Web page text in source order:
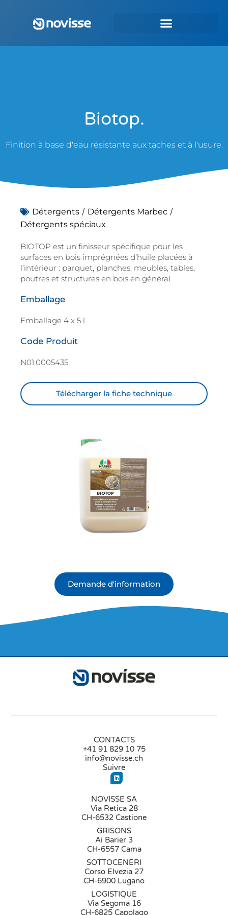
Biotop.
Finition à base d'eau résistante aux taches et à l'usure.
Détergents / Détergents Marbec /
Détergents spéciaux
BIOTOP est un finisseur spécifique pour les
surfaces en bois imprégnées d’huile placées à
l’intérieur : parquet, planches, meubles, tables,
poutres et structures en bois en général.
Emballage
Emballage 4 x 5 l.
Code Produit
N01.0005435
Télécharger la fiche technique
Demande d'information
CONTACTS
+41 91 829 10 75
info@novisse.ch
Suivre
NOVISSE SA
Via Retica 28
CH-6532 Castione
GRISONS
Ai Barier 3
CH-6557 Cama
SOTTOCENERI
Corso Elvezia 27
CH-6900 Lugano
LOGISTIQUE
Via Segoma 16
CH-6825 Capolago